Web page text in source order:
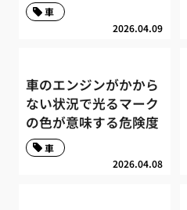
2026.04.09
車
車のエンジンがかから
ない状況で光るマーク
の色が意味する危険度
2026.04.08
車